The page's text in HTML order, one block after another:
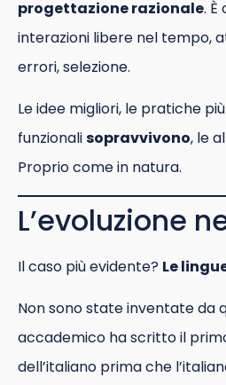
progettazione razionale.
interazioni libere nel tempo,
errori, selezione.
Le idee migliori, le pratiche
funzionalisopravvivono, le
Proprio come in natura.
L’evoluzione
Il caso più evidente? Le
Non sono state inventate da
accademico ha scritto il
dell’italiano prima che